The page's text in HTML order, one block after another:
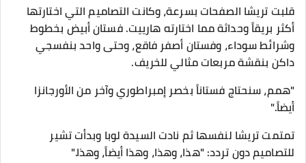
قلبت تريشا الصفحات بسرعة، وكانت التصاميم التي اختارتها
أكثر بريقاً وحداثة مما اختارته هارييت. فستان أبيض بخطوط
وشرائط سوداء، وفستان أصفر فاقع، وحتى واحد بنفسجي
داكن بنقشة مربعات مثالي للخريف.
​"همم، سنحتاج فستاناً بخصر إمبراطوري وآخر من الأورجانزا
أيضاً."
تمتمت تريشا لنفسها ثم نادت السيدة لوبا وبدأت تشير
للتصاميم دون تردد: "هذا، وهذا، وهذا أيضاً، وهذا."